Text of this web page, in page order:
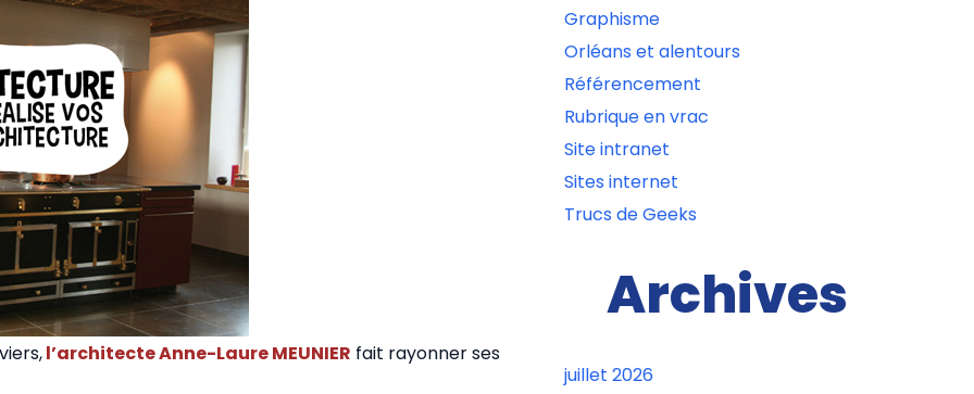
l’architecte Anne-Laure MEUNIER fait rayonner ses
Graphisme
Orléans et alentours
Référencement
Rubrique en vrac
Site intranet
Sites internet
Trucs de Geeks
Archives
juillet 2026